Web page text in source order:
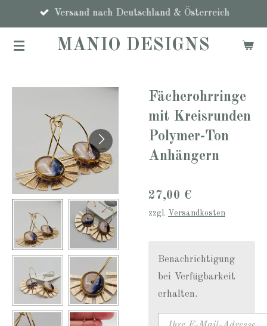
Hauptinhalt
springen
MANIO DESIGNS
Versand nach Deutschland & Österreich
Fächerohrringe
mit Kreisrunden
Polymer-Ton
Anhängern
27,00 €
zzgl. Versandkosten
Benachrichtigung
bei Verfügbarkeit
erhalten.